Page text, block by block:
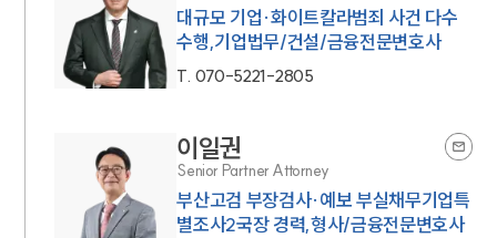
대규모 기업·화이트칼라범죄 사건 다수
수행,기업법무/건설/금융전문변호사
T. 070-5221-2805
이일권
Senior Partner Attorney
부산고검 부장검사·예보 부실채무기업특
별조사2국장 경력,형사/금융전문변호사